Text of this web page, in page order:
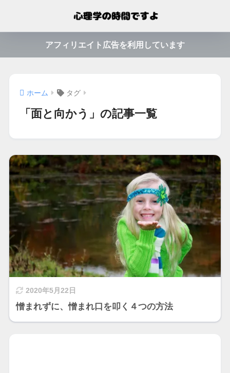
アフィリエイト広告を利用しています
ホーム タグ
「面と向かう」の記事一覧
2020年5月22日
憎まれずに、憎まれ口を叩く４つの方法